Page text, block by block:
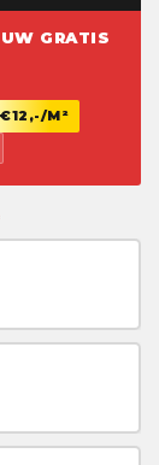
UW GRATIS
M²